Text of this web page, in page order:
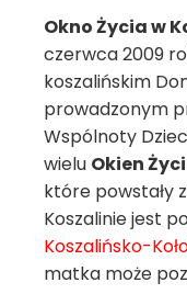
Okno Życia w
czerwca 2009
koszalińskim
prowadzonym
Wspólnoty
wielu Okien
które powstały
Koszalinie jest
Koszalińsko-
matka może